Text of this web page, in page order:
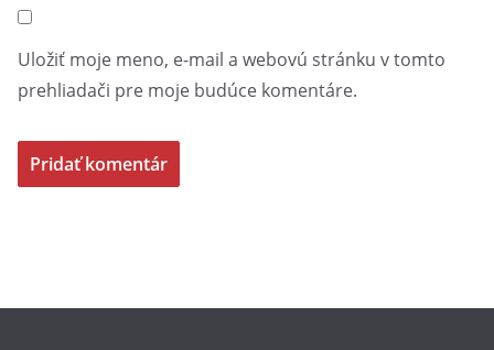
Uložiť moje meno, e-mail a webovú stránku v tomto
prehliadači pre moje budúce komentáre.